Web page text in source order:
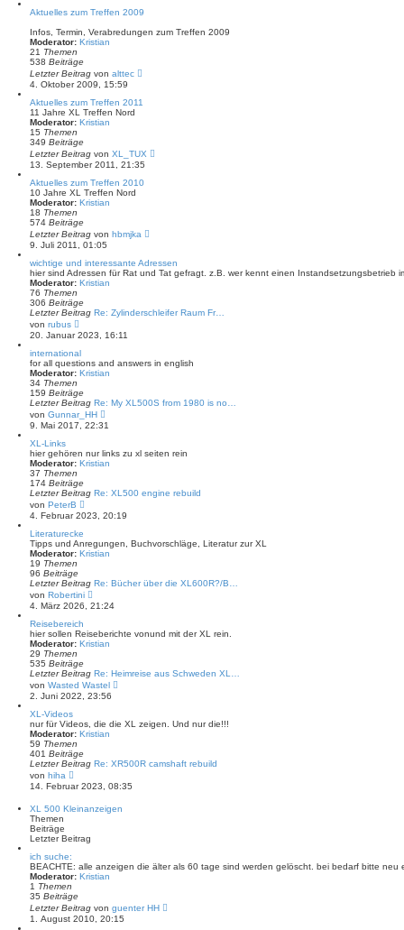
rt
Aktuelles zum Treffen 2009
Infos, Termin, Verabredungen zum Treffen 2009
Moderator: Kristian
21 Themen
538 Beiträge
Letzter Beitrag von alttec
B
e
i
t
4. Oktober 2009, 15:59
Aktuelles zum Treffen 2011
11 Jahre XL Treffen Nord
Moderator: Kristian
15 Themen
349 Beiträge
Letzter Beitrag von XL_TUX
t
r
13. September 2011, 21:35
Aktuelles zum Treffen 2010
10 Jahre XL Treffen Nord
Moderator: Kristian
18 Themen
574 Beiträge
Letzter Beitrag von hbmjka
e
s
B
a
9. Juli 2011, 01:05
wichtige und interessante Adressen
hier sind Adressen für Rat und Tat gefragt. z.B. wer kennt einen Instandsetzungsbetrieb
Moderator: Kristian
76 Themen
306 Beiträge
Letzter Beitrag Re: Zylinderschleifer Raum Fr…
von rubus
e
u
e
s
t
r
B
i
t
a
g
20. Januar 2023, 16:11
international
for all questions and answers in english
Moderator: Kristian
34 Themen
159 Beiträge
Letzter Beitrag Re: My XL500S from 1980 is no…
von Gunnar_HH
e
u
s
t
B
i
t
a
g
9. Mai 2017, 22:31
XL-Links
hier gehören nur links zu xl seiten rein
Moderator: Kristian
37 Themen
174 Beiträge
Letzter Beitrag Re: XL500 engine rebuild
von PeterB
e
u
s
t
B
e
i
t
a
g
4. Februar 2023, 20:19
Literaturecke
Tipps und Anregungen, Buchvorschläge, Literatur zur XL
Moderator: Kristian
19 Themen
96 Beiträge
Letzter Beitrag Re: Bücher über die XL600R?/B…
von Robertini
e
u
s
t
B
i
t
a
g
4. März 2026, 21:24
Reisebereich
hier sollen Reiseberichte vonund mit der XL rein.
Moderator: Kristian
29 Themen
535 Beiträge
Letzter Beitrag Re: Heimreise aus Schweden XL…
von Wasted Wastel
s
B
i
t
a
2. Juni 2022, 23:56
XL-Videos
nur für Videos, die die XL zeigen. Und nur die!!!
Moderator: Kristian
59 Themen
401 Beiträge
Letzter Beitrag Re: XR500R camshaft rebuild
von hiha
u
s
r
i
t
a
g
14. Februar 2023, 08:35
XL 500 Kleinanzeigen
Themen
Beiträge
Letzter Beitrag
ich suche:
BEACHTE: alle anzeigen die älter als 60 tage sind werden gelöscht. bei bedarf bitte neu
Moderator: Kristian
1 Themen
35 Beiträge
Letzter Beitrag von guenter HH
1. August 2010, 20:15